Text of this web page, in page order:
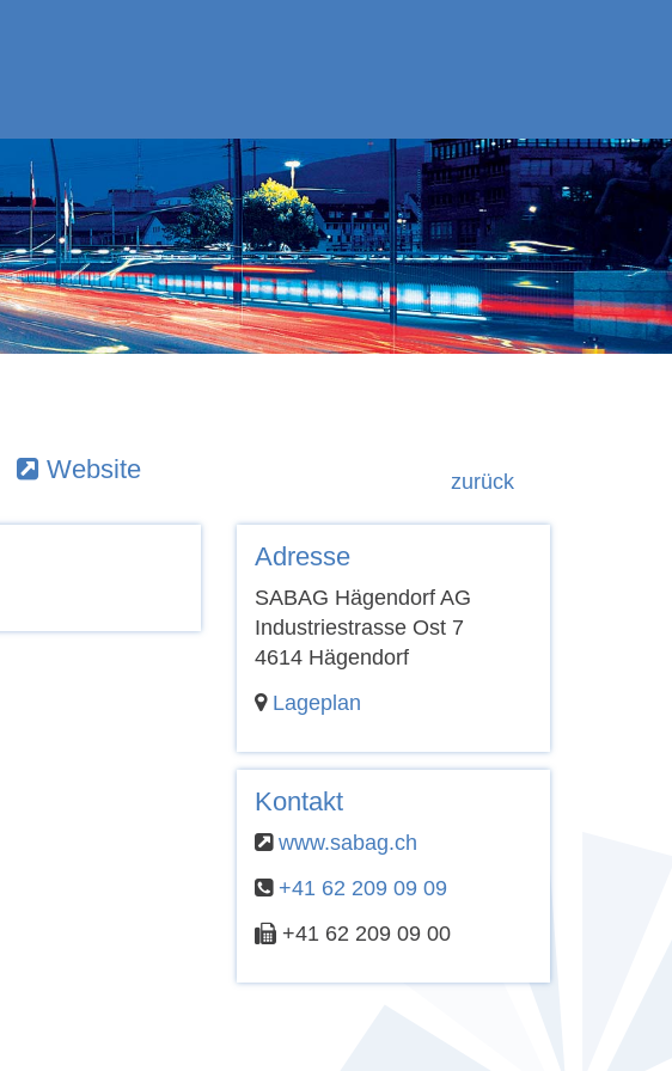
zurück
Website
Adresse
SABAG Hägendorf AG
Industriestrasse Ost 7
4614 Hägendorf
Lageplan
Kontakt
www.sabag.ch
+41 62 209 09 09
+41 62 209 09 00